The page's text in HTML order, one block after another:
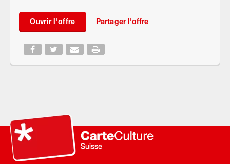
Ouvrir l'offre Partager l'offre